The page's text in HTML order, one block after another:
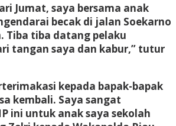
Jumat, saya bersama anak
becak di jalan Soekarno
Tiba tiba datang pelaku
tangan saya dan kabur,” tutur
kepada bapak-bapak
kembali. Saya sangat
ini untuk anak saya sekolah